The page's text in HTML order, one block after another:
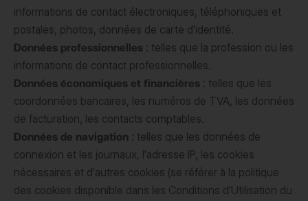
informations de contact électroniques, téléphoniques et
postales, photos, données de carte d'identité.
Données professionnelles : telles que la profession ou les
informations de contact professionnelles.
Données économiques et financières : telles que les
coordonnées bancaires, les numéros de TVA, les données
de facturation, les contacts comptables.
Données de navigation : telles que les données de
connexion et les journaux, l'adresse IP, les cookies
nécessaires et d'autres cookies (se référer à la politique
des cookies disponible dans les Conditions d'Utilisation du